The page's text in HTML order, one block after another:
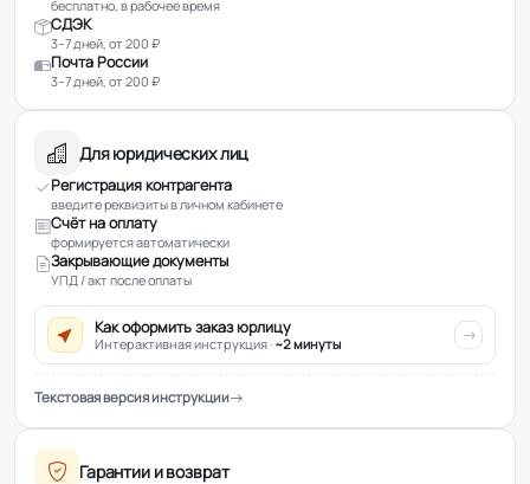
бесплатно, в рабочее время
СДЭК
3–7 дней, от 200 ₽
Почта России
3–7 дней, от 200 ₽
Для юридических лиц
Регистрация контрагента
введите реквизиты в личном кабинете
Счёт на оплату
формируется автоматически
Закрывающие документы
УПД / акт после оплаты
Как оформить заказ юрлицу
Интерактивная инструкция · ~2 минуты
Текстовая версия инструкции
Гарантии и возврат